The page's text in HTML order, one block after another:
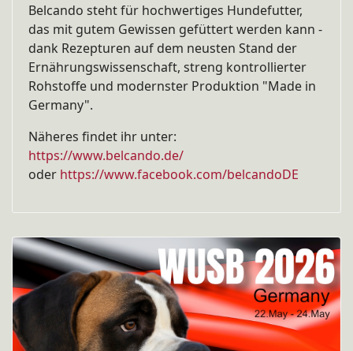
Belcando steht für hochwertiges Hundefutter,
das mit gutem Gewissen gefüttert werden kann -
dank Rezepturen auf dem neusten Stand der
Ernährungswissenschaft, streng kontrollierter
Rohstoffe und modernster Produktion "Made in
Germany".
Näheres findet ihr unter:
https://www.belcando.de/
oder https://www.facebook.com/belcandoDE